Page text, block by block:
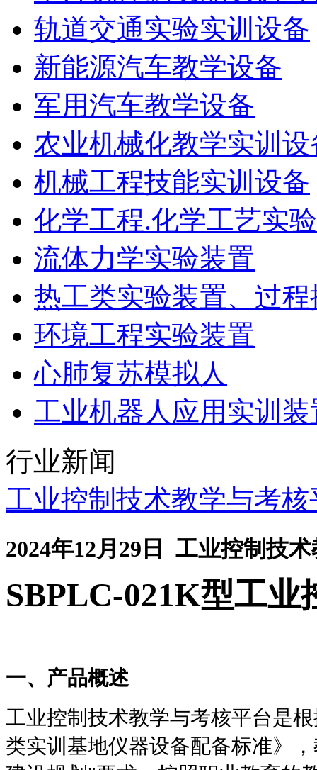
轨道交通实验实训设备
新能源汽车教学设备
军用汽车教学设备
农业机械化教学实训设
机械工程技能实训设备
化学工程.化学工艺实
流体力学实验装置
热工类实验装置、过
环境工程实验装置
心肺复苏模拟人
工业机器人应用实训装
行业新闻
工业控制技术教学与考核
2024年12月29日 工业控制技
SBPLC-021K型工业
一、产品概述
工业控制技术教学与考核平台是
类实训基地仪器设备配备标准》